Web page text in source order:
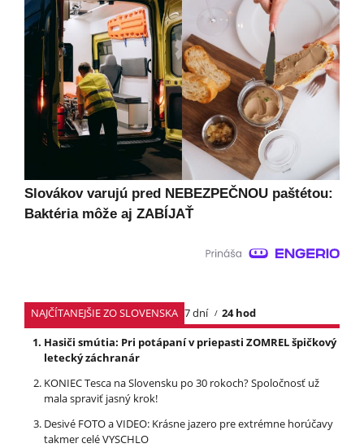
Slovákov varujú pred NEBEZPEČNOU paštétou:
Baktéria môže aj ZABÍJAŤ
NAJČÍTANEJŠIE ZO SLOVENSKA 7 dní
24 hod
Hasiči smútia: Pri potápaní v priepasti ZOMREL špičkový
letecký záchranár
KONIEC Tesca na Slovensku po 30 rokoch? Spoločnosť už
mala spraviť jasný krok!
Desivé FOTO a VIDEO: Krásne jazero pre extrémne horúčavy
takmer celé VYSCHLO